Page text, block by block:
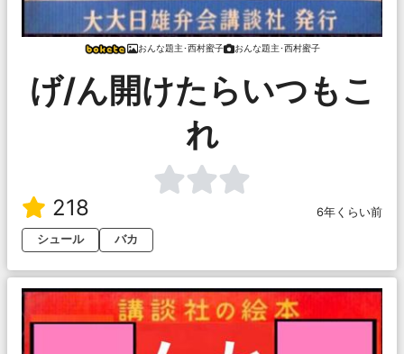
おんな題主･西村蜜子 おんな題主･西村蜜子
げ/ん開けたらいつもこ
れ
218
6年くらい前
シュール
バカ